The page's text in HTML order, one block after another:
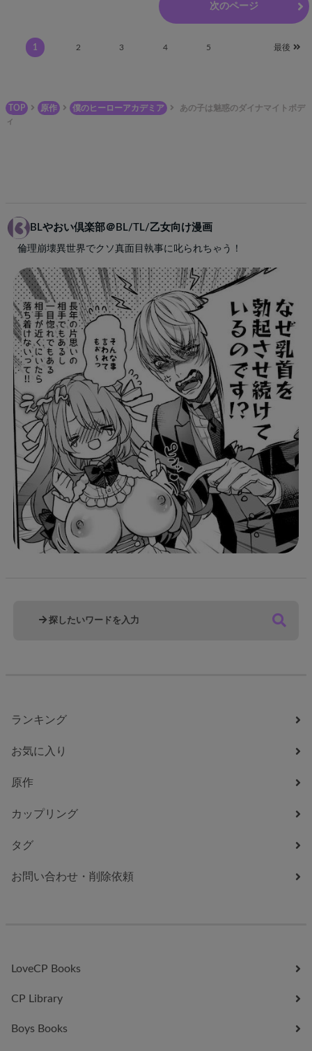
次のページ
1 2 3 4 5 最後
TOP 原作 僕のヒーローアカデミア
あの子は魅惑のダイナマイトボデ
ィ
BLやおい倶楽部＠BL/TL/乙女向け漫画
倫理崩壊異世界でクソ真面目執事に叱られちゃう！
ランキング
お気に入り
原作
カップリング
タグ
お問い合わせ・削除依頼
LoveCP Books
CP Library
Boys Books